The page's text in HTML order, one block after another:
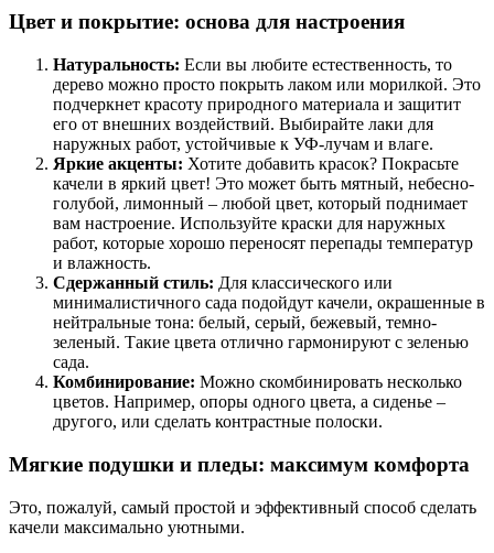
Цвет и покрытие: основа для настроения
Натуральность: Если вы любите естественность, то
дерево можно просто покрыть лаком или морилкой. Это
подчеркнет красоту природного материала и защитит
его от внешних воздействий. Выбирайте лаки для
наружных работ, устойчивые к УФ-лучам и влаге.
Яркие акценты: Хотите добавить красок? Покрасьте
качели в яркий цвет! Это может быть мятный, небесно-
голубой, лимонный – любой цвет, который поднимает
вам настроение. Используйте краски для наружных
работ, которые хорошо переносят перепады температур
и влажность.
Сдержанный стиль: Для классического или
минималистичного сада подойдут качели, окрашенные в
нейтральные тона: белый, серый, бежевый, темно-
зеленый. Такие цвета отлично гармонируют с зеленью
сада.
Комбинирование: Можно скомбинировать несколько
цветов. Например, опоры одного цвета, а сиденье –
другого, или сделать контрастные полоски.
Мягкие подушки и пледы: максимум комфорта
Это, пожалуй, самый простой и эффективный способ сделать
качели максимально уютными.